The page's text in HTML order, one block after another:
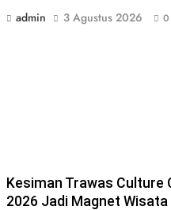
admin
3 Agustus 2026 0
Kesiman Trawas Culture
2026 Jadi Magnet Wisata